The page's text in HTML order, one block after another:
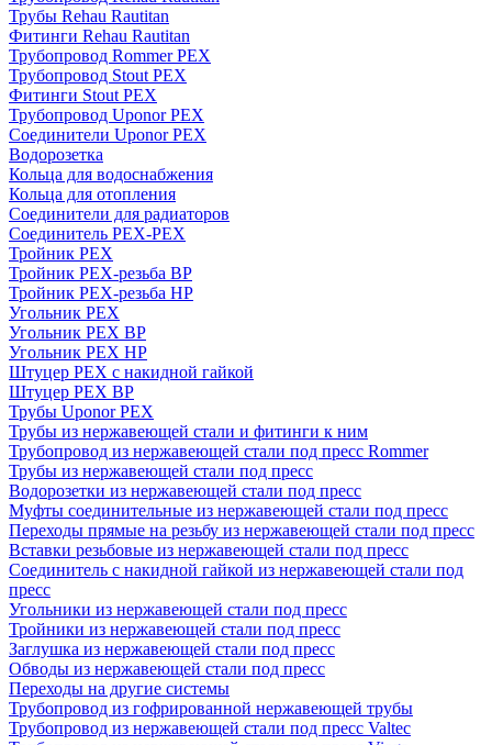
Трубы Rehau Rautitan
Фитинги Rehau Rautitan
Трубопровод Rommer PEX
Трубопровод Stout PEX
Фитинги Stout PEX
Трубопровод Uponor PEX
Соединители Uponor PEX
Водорозетка
Кольца для водоснабжения
Кольца для отопления
Соединители для радиаторов
Соединитель PEX-PEX
Тройник PEX
Тройник PEX-резьба ВР
Тройник PEX-резьба НР
Угольник PEX
Угольник PEX ВР
Угольник PEX НР
Штуцер PEX c накидной гайкой
Штуцер PEX ВР
Трубы Uponor PEX
Трубы из нержавеющей стали и фитинги к ним
Трубопровод из нержавеющей стали под пресс Rommer
Трубы из нержавеющей стали под пресс
Водорозетки из нержавеющей стали под пресс
Муфты соединительные из нержавеющей стали под пресс
Переходы прямые на резьбу из нержавеющей стали под пресс
Вставки резьбовые из нержавеющей стали под пресс
Соединитель с накидной гайкой из нержавеющей стали под
пресс
Угольники из нержавеющей стали под пресс
Тройники из нержавеющей стали под пресс
Заглушка из нержавеющей стали под пресс
Обводы из нержавеющей стали под пресс
Переходы на другие системы
Трубопровод из гофрированной нержавеющей трубы
Трубопровод из нержавеющей стали под пресс Valtec